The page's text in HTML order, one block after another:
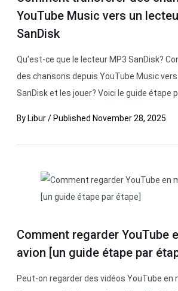
YouTube Music vers un
SanDisk
Qu'est-ce que le lecteur MP3 SanDisk?
des chansons depuis YouTube Music
SanDisk et les jouer? Voici le guide étape
By Libur/ Published November 28, 2025
Comment regarder YouTube
avion [un guide étape par
Peut-on regarder des vidéos YouTube en